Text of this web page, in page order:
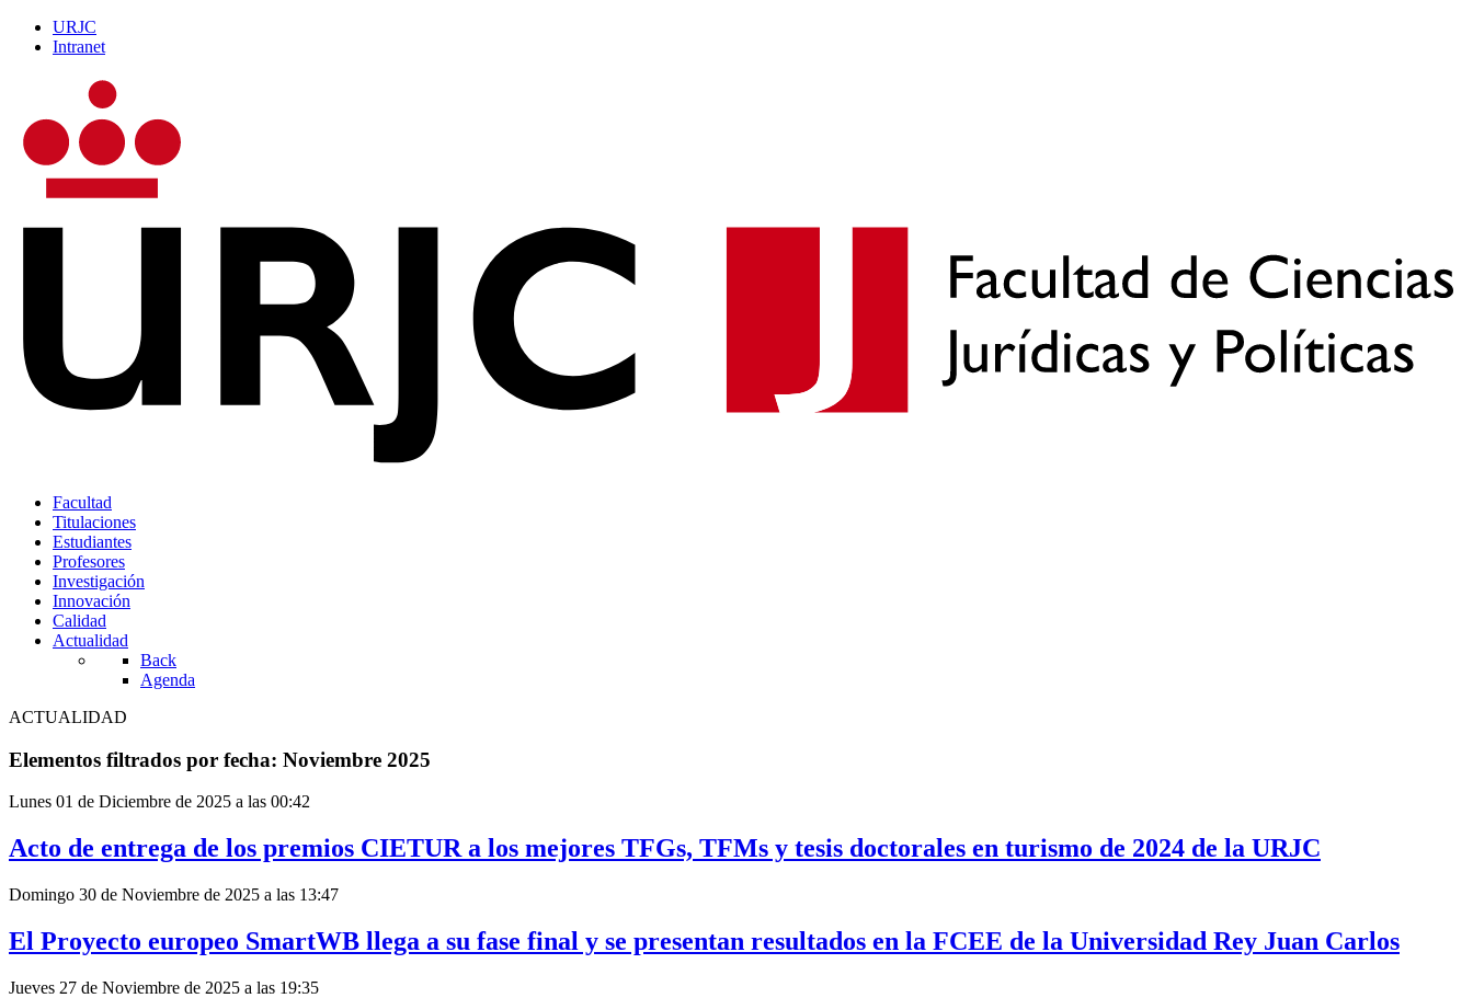
URJC
Intranet
Facultad
Titulaciones
Estudiantes
Profesores
Investigación
Innovación
Calidad
Actualidad
Back
Agenda
ACTUALIDAD
Elementos filtrados por fecha: Noviembre 2025
Lunes 01 de Diciembre de 2025 a las 00:42
Acto de entrega de los premios CIETUR a los mejores TFGs, TFMs y tesis doctorales en turismo de 2024 de la URJC
Domingo 30 de Noviembre de 2025 a las 13:47
El Proyecto europeo SmartWB llega a su fase final y se presentan resultados en la FCEE de la Universidad Rey Juan Carlos
Jueves 27 de Noviembre de 2025 a las 19:35